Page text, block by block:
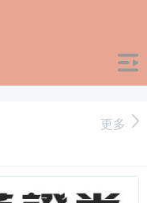
更多